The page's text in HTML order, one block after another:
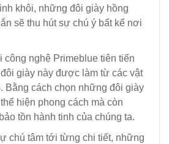
khôi, những đôi giày hồng
sẽ thu hút sự chú ý bất kể nơi
nghệ Primeblue tiên tiến
giày này được làm từ các vật
Bằng cách chọn những đôi giày
hiện phong cách mà còn
tồn hành tinh của chúng ta.
chú tâm tới từng chi tiết, những